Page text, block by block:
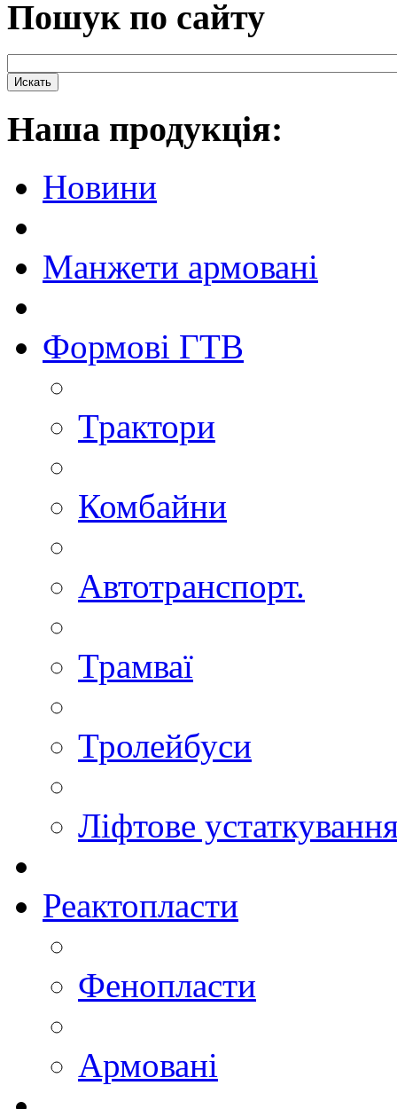
Пошук по сайту
Наша продукцiя:
Новини
Манжети армовані
Формові ГТВ
Трактори
Комбайни
Автотранспорт.
Трамваї
Тролейбуси
Ліфтове
Реактопласти
Фенопласти
Армовані